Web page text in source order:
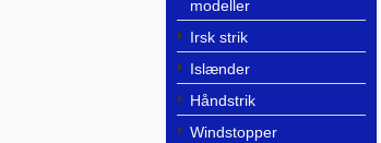
modeller
Irsk strik
Islænder
Håndstrik
Windstopper